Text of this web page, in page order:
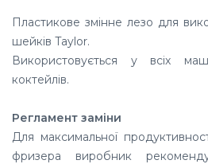
Пластикове змінне лезо для
шейків Taylor.
Використовується у всіх
коктейлів.
Регламент заміни
Для максимальної
фризера виробник